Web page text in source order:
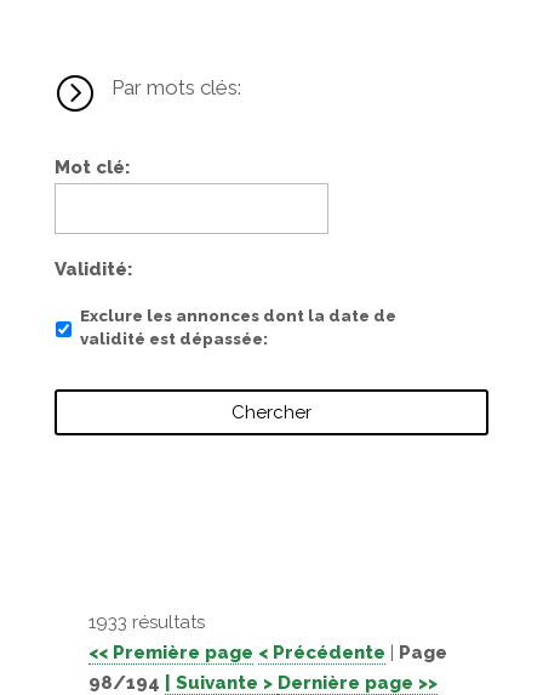
= Par mots clés:
Mot clé
Validité
Exclure les annonces dont la date de
validité est dépassée
1933 résultats
<< Première page < Précédente | Page
98/194
| Suivante > Dernière page >>